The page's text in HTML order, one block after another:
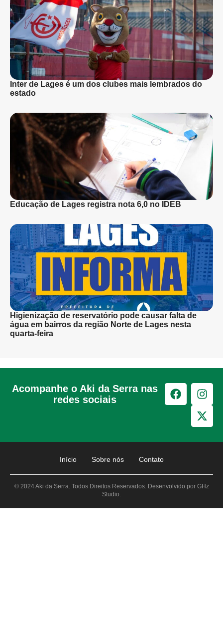
Inter de Lages é um dos clubes mais lembrados do
estado
Educação de Lages registra nota 6,0 no IDEB
Higienização de reservatório pode causar falta de
água em bairros da região Norte de Lages nesta
quarta-feira
Acompanhe o Aki da Serra nas
redes sociais
Início Sobre nós Contato
© 2024 Aki da Serra. Todos Direitos Reservados. Desenvolvido por GHz
Studio.